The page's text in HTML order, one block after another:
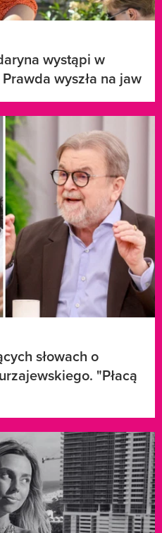
wystąpi w
wyszła na jaw
słowach o
"Płacą